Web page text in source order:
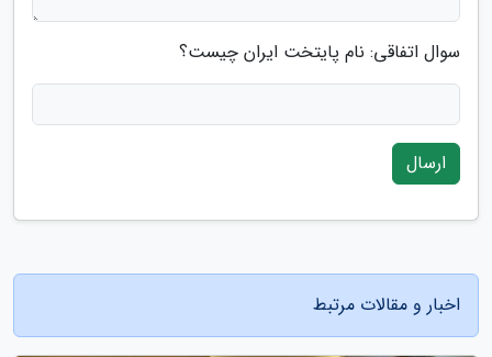
سوال اتفاقی: نام پایتخت ایران چیست؟
ارسال
اخبار و مقالات مرتبط